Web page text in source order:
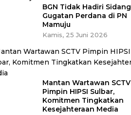
BGN Tidak Hadiri Sidang
Gugatan Perdana di PN
Mamuju
Kamis, 25 Juni 2026
Mantan Wartawan SCTV
Pimpin HIPSI Sulbar,
Komitmen Tingkatkan
Kesejahteraan Media